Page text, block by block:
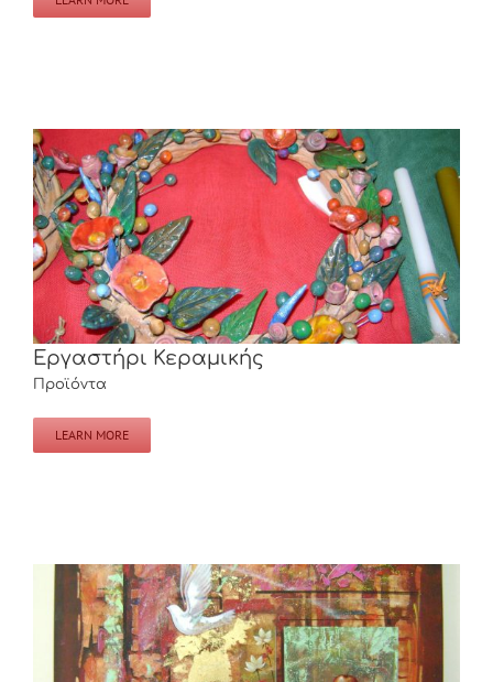
Εργαστήρι Κεραμικής
Εργαστήρι Κεραμικής
Προϊόντα
LEARN MORE